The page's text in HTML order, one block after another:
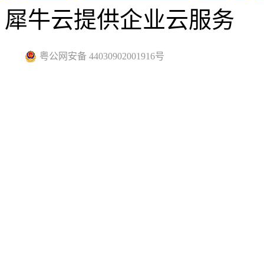
犀牛云提供企业云服务
粤公网安备 44030902001916号